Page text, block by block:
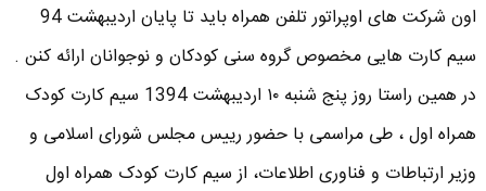
اون شرکت های اوپراتور تلفن همراه باید تا پایان اردیبهشت 94
سیم کارت هایی مخصوص گروه سنی کودکان و نوجوانان ارائه کنن .
در همین راستا روز پنج شنبه ۱۰ اردیبهشت 1394 سیم کارت کودک
همراه اول ، طی مراسمی با حضور رییس مجلس شورای اسلامی و
وزیر ارتباطات و فناوری اطلاعات، از سیم کارت کودک همراه اول